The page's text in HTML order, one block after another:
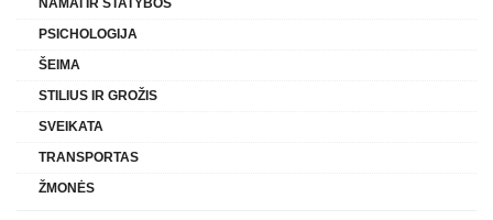
PSICHOLOGIJA
ŠEIMA
STILIUS IR GROŽIS
SVEIKATA
TRANSPORTAS
ŽMONĖS